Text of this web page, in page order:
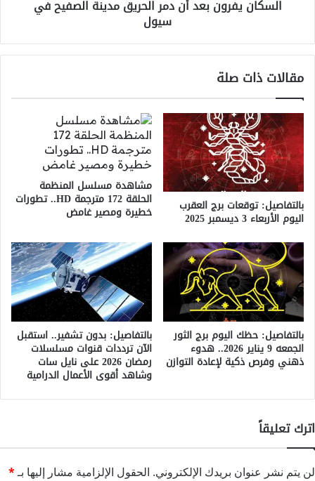
سيولالسكان يفرون بعد أن دمر الحريق مدينة الصفيح في
سيول
مقالات ذات صلة
بالتفاصيل: توقعات برج العقرب
اليوم الأربعاء 3 ديسمبر 2025
مشاهدة مسلسل المنظمة
الحلقة 172 مترجمة HD.. تطورات
خطيرة ومصير غامض
بالتفاصيل: حظك اليوم برج الثور
الجمعه 9 يناير 2026.. هدوء
ذهني وفرص ذكية لإعادة التوازن
بالتفاصيل: بدون تشفير.. استقبل
الآن ترددات قنوات مسلسلات
رمضان 2026 على نايل سات
وشاهد أقوى الأعمال الدرامية
اترك تعليقاً
لن يتم نشر عنوان بريدك الإلكتروني. الحقول الإلزامية مشار إليها بـ*